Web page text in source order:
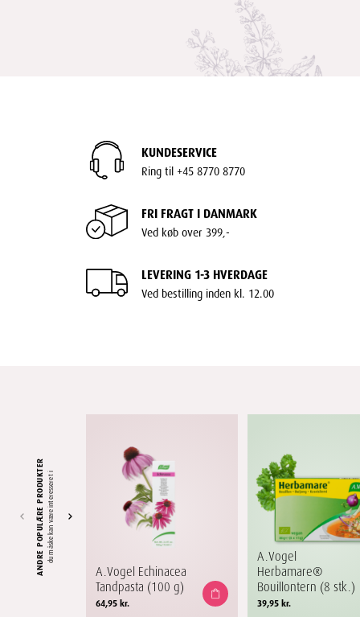
KUNDESERVICE
Ring til +45 8770 8770
FRI FRAGT I DANMARK
Ved køb over 399,-
LEVERING 1-3 HVERDAGE
Ved bestilling inden kl. 12.00
ANDRE POPULÆRE PRODUKTERdu måske kan være interesseret i
A.Vogel Echinacea
Tandpasta (100 g)
64,95kr.
A.Vogel
Herbamare®
Bouillontern (8 stk.)
39,95kr.